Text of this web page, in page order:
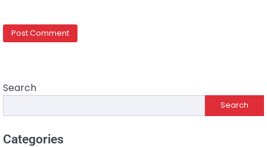
Search
Search
Categories